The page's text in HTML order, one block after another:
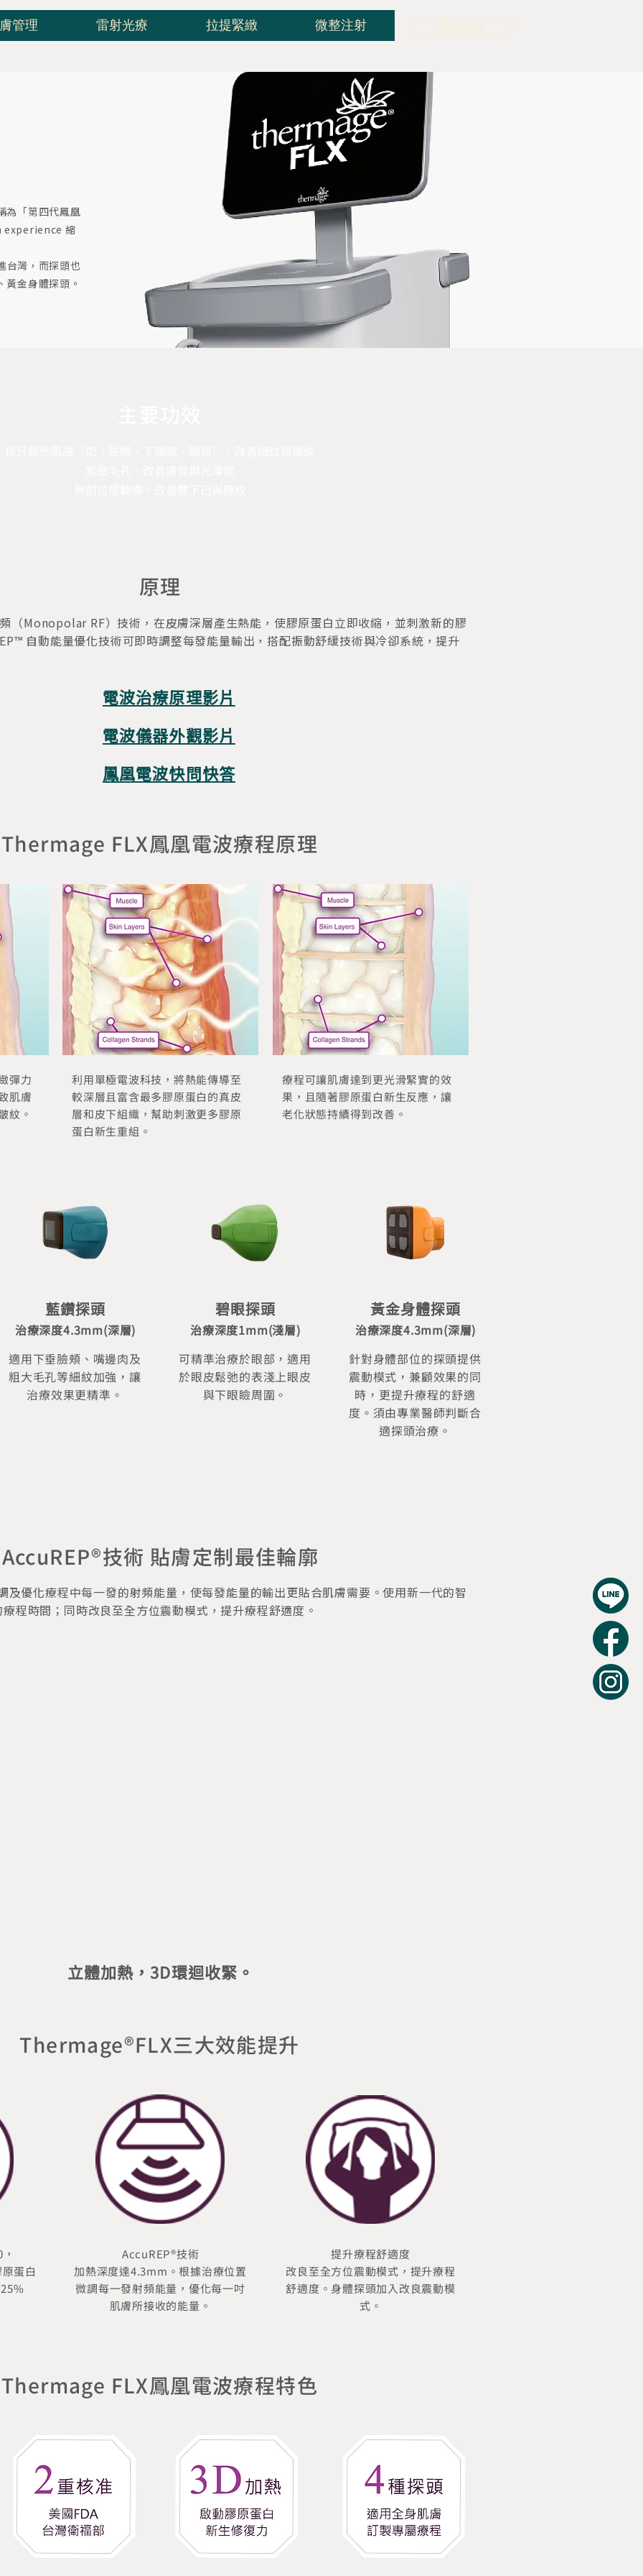
管理 雷射光療 拉提緊緻 微整注射 預約諮詢
為「第四代鳳凰
experience 縮
灣，而探頭也
黃金身體探頭。
原理
（Monopolar RF）技術，在皮膚深層產生熱能，使膠原蛋白立即收縮，並刺激新的膠
自動能量優化技術可即時調整每發能量輸出，搭配振動舒緩技術與冷卻系統，提升
電波治療原理影片
電波儀器外觀影片
鳳凰電波快問快答
Thermage FLX鳳凰電波療程原理
彈力
肌膚
紋。
利用單極電波科技，將熱能傳導至
較深層且富含最多膠原蛋白的真皮
層和皮下組織，幫助刺激更多膠原
蛋白新生重組。
療程可讓肌膚達到更光滑緊實的效
果，且隨著膠原蛋白新生反應，讓
老化狀態持續得到改善。
藍鑽探頭
治療深度4.3mm(深層)
適用下垂臉頰、嘴邊肉及
粗大毛孔等細紋加強，讓
治療效果更精準。
碧眼探頭
治療深度1mm(淺層)
可精準治療於眼部，適用
於眼皮鬆弛的表淺上眼皮
與下眼瞼周圍。
黃金身體探頭
治療深度4.3mm(深層)
針對身體部位的探頭提供
震動模式，兼顧效果的同
時，更提升療程的舒適
度。須由專業醫師判斷合
適探頭治療。
AccuREP®技術 貼膚定制最佳輪廓
及優化療程中每一發的射頻能量，使每發能量的輸出更貼合肌膚需要。使用新一代的智
程時間；同時改良至全方位震動模式，提升療程舒適度。
立體加熱，3D環迴收緊。
Thermage®FLX三大效能提升
蛋白
AccuREP®技術
加熱深度達4.3mm。根據治療位置
微調每一發射頻能量，優化每一吋
肌膚所接收的能量。
提升療程舒適度
改良至全方位震動模式，提升療程
舒適度。身體探頭加入改良震動模
式。
Thermage FLX鳳凰電波療程特色